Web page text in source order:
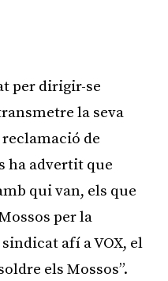
per dirigir-se
la seva
de
ha advertit que
qui van, els que
per la
afí a VOX, el
els Mossos”.